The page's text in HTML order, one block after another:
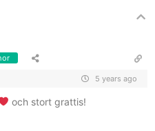
5 years ago
och stort grattis!